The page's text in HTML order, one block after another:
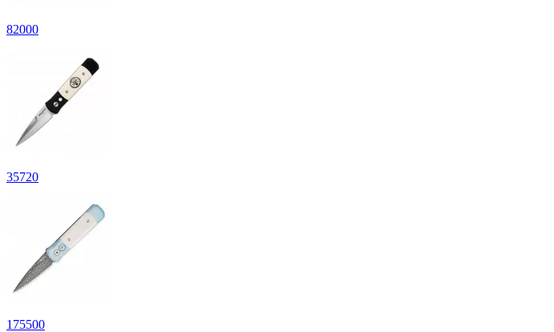
82000
35720
175500